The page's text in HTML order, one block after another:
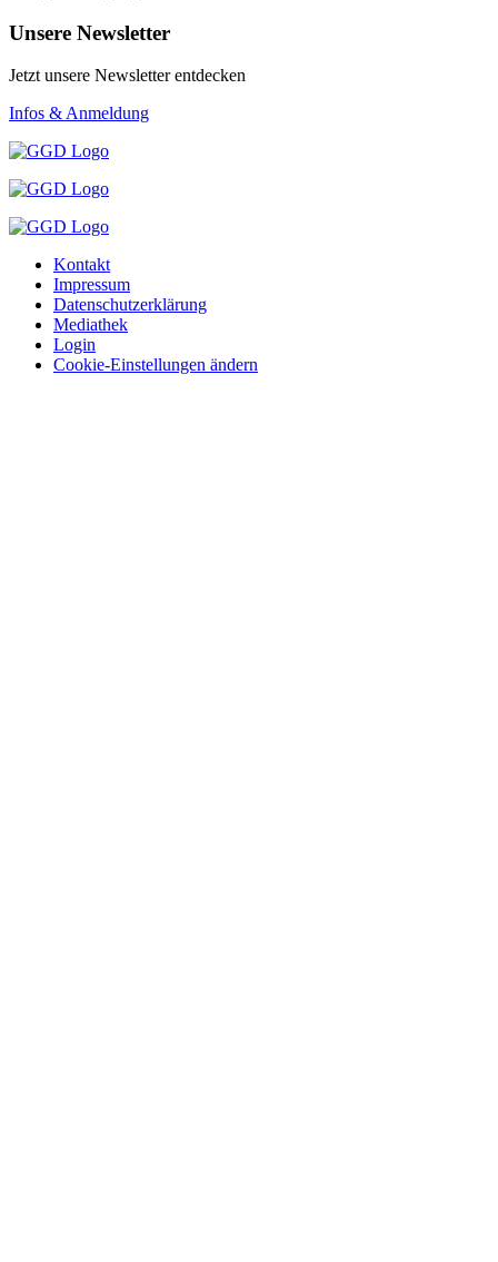
Unsere Newsletter
Jetzt unsere Newsletter entdecken
Infos & Anmeldung
Kontakt
Impressum
Datenschutzerklärung
Mediathek
Login
Cookie-Einstellungen ändern